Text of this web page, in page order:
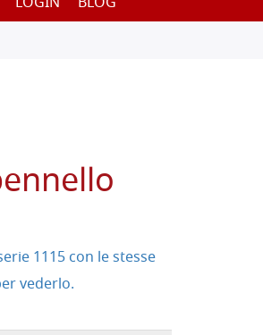
1115 con le stesse
vederlo.